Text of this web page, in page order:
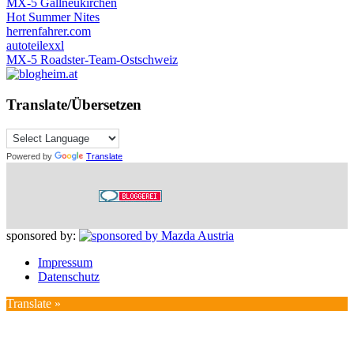
MX-5 Gallneukirchen
Hot Summer Nites
herrenfahrer.com
autoteilexxl
MX-5 Roadster-Team-Ostschweiz
Translate/Übersetzen
Powered by Translate
sponsored by:
Impressum
Datenschutz
Translate »